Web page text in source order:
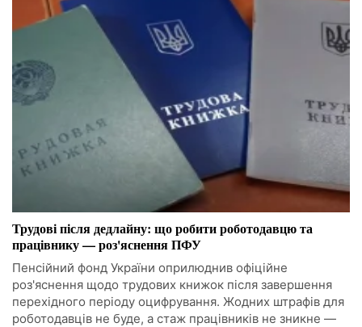
Трудові після дедлайну: що робити роботодавцю та
працівнику — роз'яснення ПФУ
Пенсійний фонд України оприлюднив офіційне
роз'яснення щодо трудових книжок після завершення
перехідного періоду оцифрування. Жодних штрафів для
роботодавців не буде, а стаж працівників не зникне —